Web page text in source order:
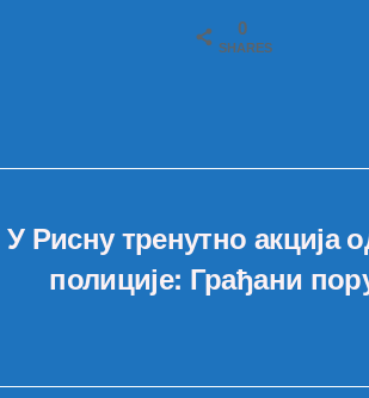
0
SHARES
У Рисну тренутно акција
полиције: Грађани